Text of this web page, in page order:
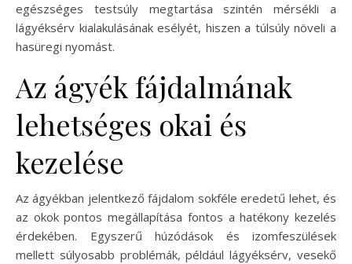
egészséges testsúly megtartása szintén mérsékli a
lágyéksérv kialakulásának esélyét, hiszen a túlsúly növeli a
hasüregi nyomást.
Az ágyék fájdalmának
lehetséges okai és
kezelése
Az ágyékban jelentkező fájdalom sokféle eredetű lehet, és
az okok pontos megállapítása fontos a hatékony kezelés
érdekében. Egyszerű húzódások és izomfeszülések
mellett súlyosabb problémák, például lágyéksérv, vesekő